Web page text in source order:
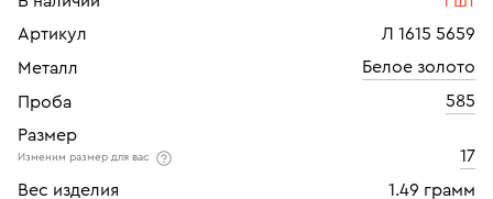
Артикул
Л 1615 5659
Металл
Белое золото
Проба
585
Размер
Изменим размер для вас
17
Вес изделия
1.49 грамм